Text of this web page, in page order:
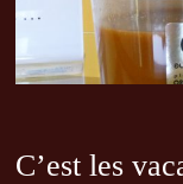
C’est les